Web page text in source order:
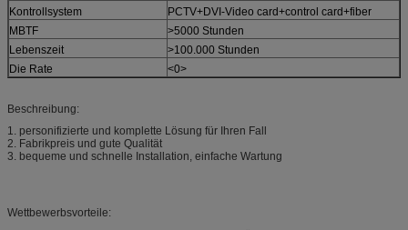
Kontrollsystem
PCTV+DVI-Video card+control card+fiber
MBTF
>5000 Stunden
Lebenszeit
>100.000 Stunden
Die Rate
<0>
Beschreibung:
1. personifizierte und komplette Lösung für Ihren Fall
2. Fabrikpreis und gute Qualität
3. bequeme und schnelle Installation, einfache Wartung
Wettbewerbsvorteile: